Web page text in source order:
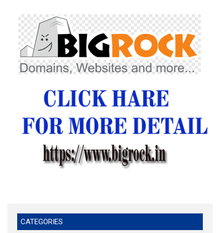
CATEGORIES